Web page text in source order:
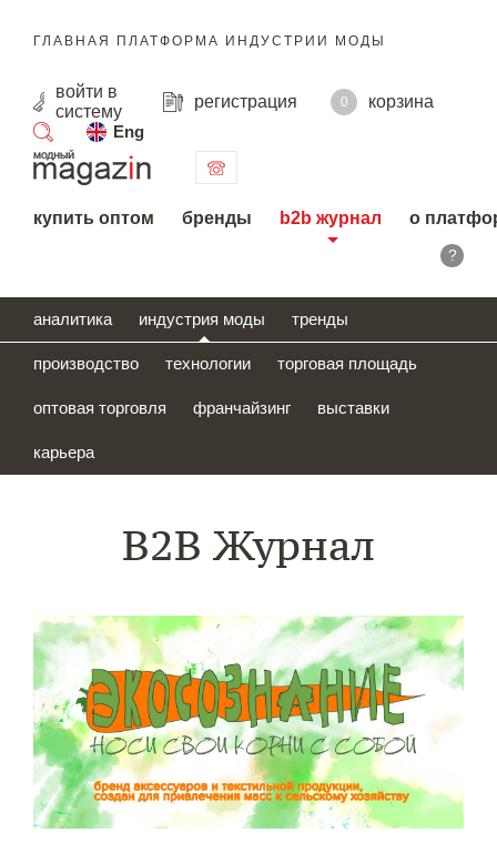
ГЛАВНАЯ ПЛАТФОРМА ИНДУСТРИИ МОДЫ
войти в
систему
регистрация 0
корзина
Eng
поиск
купить оптом бренды b2b журнал о
?
аналитика индустрия моды тренды
производство технологии торговая площадь
оптовая торговля франчайзинг выставки
карьера
B2B Журнал